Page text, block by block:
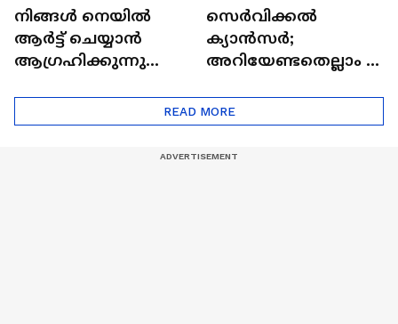
നിങ്ങൾ നെയിൽ
ആർട്ട് ചെയ്യാൻ
ആഗ്രഹിക്കുന്നുണ്ടോ
ട്രെൻഡിനെക്കുറിച്ച് |
Nail Art | Trends Cafe
സെർവിക്കൽ
ക്യാൻസർ;
അറിയേണ്ടതെല്ലാം |
Cancer
READ MORE